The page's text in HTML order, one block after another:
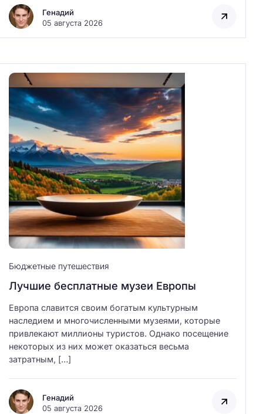
Генадий
05 августа 2026
Бюджетные путешествия
Лучшие бесплатные музеи Европы
Европа славится своим богатым культурным
наследием и многочисленными музеями, которые
привлекают миллионы туристов. Однако посещение
некоторых из них может оказаться весьма
затратным, […]
Генадий
05 августа 2026